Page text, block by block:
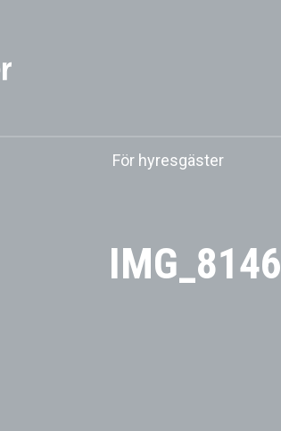
För hyresgäster
IMG_8146